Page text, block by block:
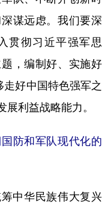
尚 悦读
太网 上市公司
北 山西
建 江西
谋远虑。我们要深
贯彻习近平强军思
，编制好、实施好
走好中国特色强军之
展利益战略能力。
防和军队现代化的
中华民族伟大复兴